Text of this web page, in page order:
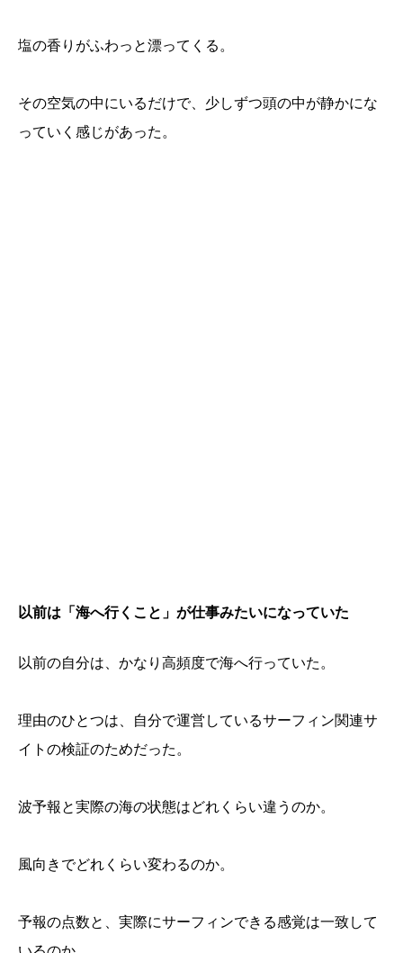
塩の香りがふわっと漂ってくる。
その空気の中にいるだけで、少しずつ頭の中が静かにな
っていく感じがあった。
以前は「海へ行くこと」が仕事みたいになっていた
以前の自分は、かなり高頻度で海へ行っていた。
理由のひとつは、自分で運営しているサーフィン関連サ
イトの検証のためだった。
波予報と実際の海の状態はどれくらい違うのか。
風向きでどれくらい変わるのか。
予報の点数と、実際にサーフィンできる感覚は一致して